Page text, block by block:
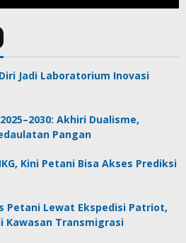
Jadi Laboratorium Inovasi
Akhiri Dualisme,
Pangan
Kini Petani Bisa Akses Prediksi
Petani Lewat Ekspedisi Patriot,
Kawasan Transmigrasi